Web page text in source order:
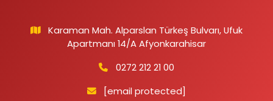
Karaman Mah. Alparslan Türkeş Bulvarı, Ufuk
Apartmanı 14/A Afyonkarahisar
0272 212 21 00
[email protected]